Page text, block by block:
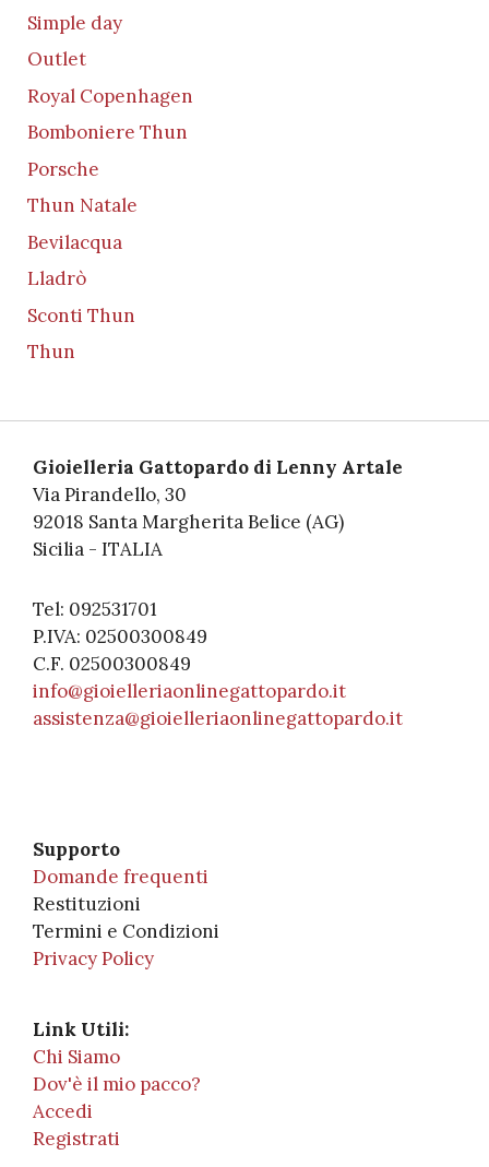
Simple day
Outlet
Royal Copenhagen
Bomboniere Thun
Porsche
Thun Natale
Bevilacqua
Lladrò
Sconti Thun
Thun
Gioielleria Gattopardo di Lenny Artale
Via Pirandello, 30
92018 Santa Margherita Belice (AG)
Sicilia - ITALIA
Tel: 092531701
P.IVA: 02500300849
C.F. 02500300849
info@gioielleriaonlinegattopardo.it
assistenza@gioielleriaonlinegattopardo.it
Supporto
Domande frequenti
Restituzioni
Termini e Condizioni
Privacy Policy
Link Utili:
Chi Siamo
Dov'è il mio pacco?
Accedi
Registrati